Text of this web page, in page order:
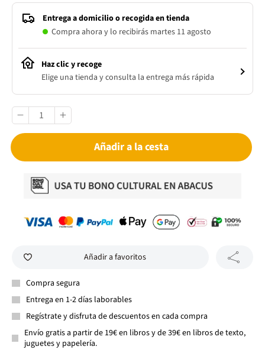
Entrega a domicilio o recogida en tienda
Compra ahora y lo recibirás martes 11 agosto
Haz clic y recoge
Elige una tienda y consulta la entrega más rápida
Añadir a la cesta
Añadir a favoritos
Compra segura
Entrega en 1-2 días laborables
Regístrate y disfruta de descuentos en cada compra
Envío gratis a partir de 19€ en libros y de 39€ en libros de texto,
juguetes y papelería.